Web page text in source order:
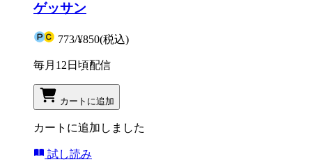
ゲッサン
773/¥850(税込)
毎月12日頃配信
カートに追加
カートに追加しました
試し読み